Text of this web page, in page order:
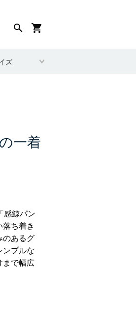
shopping_cart
search
ズ
一着
感鯨パン
ち着き
のあるグ
ンプルな
まで幅広